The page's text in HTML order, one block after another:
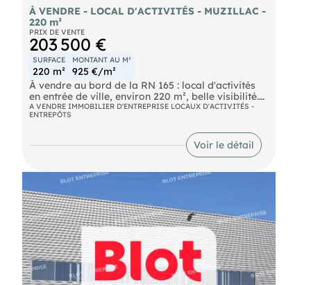
À VENDRE - LOCAL D'ACTIVITÉS - MUZILLAC -
220 m²
PRIX DE VENTE
203 500 €
SURFACE
220 m²
MONTANT AU M²
925 €/m²
À vendre au bord de la RN 165 : local d'activités
en entrée de ville, environ 220 m², belle visibilité.
Ce local d'activités bénéficie d'une excellente
accessibilité. Profitez d'une belle visibilité pour
votre entreprise, idéal pour attirer l'attention de
vos clients et partenaires. Terrain constructible !
Les informations sur les risques naturels, miniers,
exposés, sont disponibles sur le site
A VENDRE IMMOBILIER D'ENTREPRISE LOCAUX D'ACTIVITÉS -
ENTREPÔTS
Voir le détail